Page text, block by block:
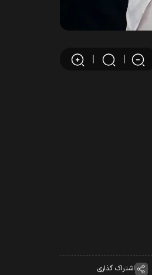
اشتراک گذاری